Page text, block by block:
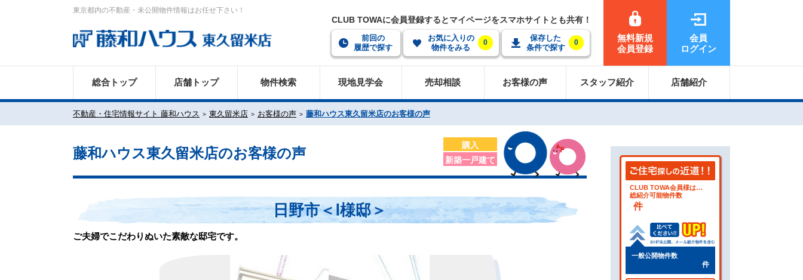
東京都内の不動産・未公開物件情報はお任せ下さい！
CLUB TOWAに会員登録するとマイページをスマホサイトとも共有！
前回の
履歴で探す
お気に入りの
物件をみる
0
保存した
条件で探す
0
無料新規
会員登録
会員
ログイン
総合トップ 店舗トップ 物件検索 現地見学会 売却相談 お客様の声 スタッフ紹介 店舗紹介
不動産・住宅情報サイト 藤和ハウス 東久留米店 お客様の声 藤和ハウス東久留米店のお客様の声
藤和ハウス東久留米店のお客様の声
購入
新築一戸建て
日野市＜Ⅰ様邸＞
ご夫婦でこだわりぬいた素敵な邸宅です。
CLUB TOWA会員様は…
総紹介可能物件数
件
一般公開物件数
件